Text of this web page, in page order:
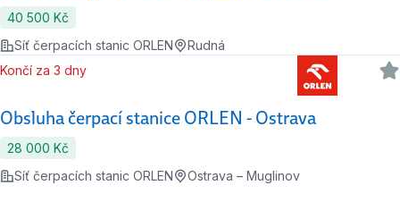
40 500 Kč
Síť čerpacích stanic ORLEN
Rudná
Obsluha čerpací stanice ORLEN - Ostrava
Končí za 3 dny
28 000 Kč
Síť čerpacích stanic ORLEN
Ostrava – Muglinov